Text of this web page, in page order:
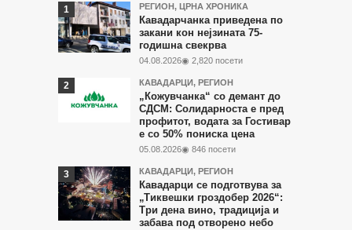
Најчитани
во
последните
7
дена
РЕГИОН, ЦРНА ХРОНИКА
Кавадарчанка приведена по
закани кон нејзината 75-
годишна свекрва
04.08.2026◉ 2,820 посети
КАВАДАРЦИ, РЕГИОН
„Кожувчанка“ со демант до
СДСМ: Солидарноста е пред
профитот, водата за Гостивар
е со 50% пониска цена
05.08.2026◉ 846 посети
КАВАДАРЦИ, РЕГИОН
Кавадарци се подготвува за
„Тиквешки гроздобер 2026“:
Три дена вино, традиција и
забава под отворено небо